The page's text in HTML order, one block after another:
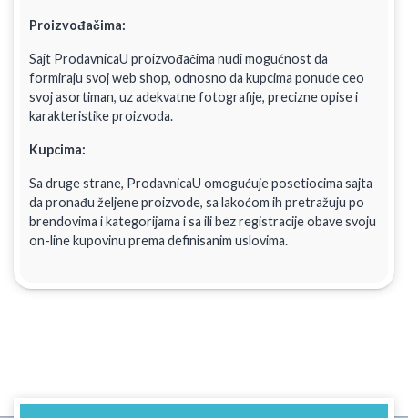
Proizvođačima:
Sajt ProdavnicaU proizvođačima nudi mogućnost da
formiraju svoj web shop, odnosno da kupcima ponude ceo
svoj asortiman, uz adekvatne fotografije, precizne opise i
karakteristike proizvoda.
Kupcima:
Sa druge strane, ProdavnicaU omogućuje posetiocima sajta
da pronađu željene proizvode, sa lakoćom ih pretražuju po
brendovima i kategorijama i sa ili bez registracije obave svoju
on-line kupovinu prema definisanim uslovima.